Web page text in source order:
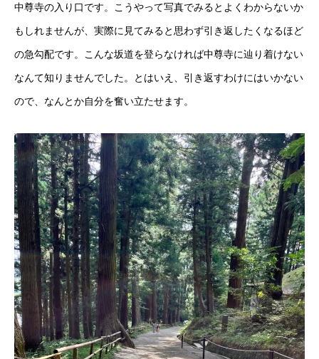
中尊寺の入り口です。こうやって写真でみるとよくわからないか
もしれませんが、実際に見てみると思わず引き返したくなるほど
の急勾配です。こんな坂道を登らなければ中尊寺に辿り着けない
なんて知りませんでした。とはいえ、引き返すわけにはいかない
ので、なんとか自分を奮い立たせます。